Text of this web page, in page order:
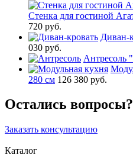
Стенка для гостиной
720 руб.
Диван-
030 руб.
Антресоль
280 см 126 380 руб.
Остались вопросы?
Заказать консультацию
Каталог